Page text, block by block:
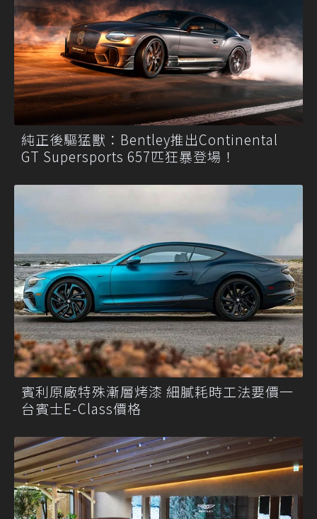
純正後驅猛獸：Bentley推出Continental
GT Supersports 657匹狂暴登場！
賓利原廠特殊漸層烤漆 細膩耗時工法要價一
台賓士E-Class價格